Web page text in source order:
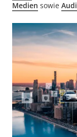
Medien sowie